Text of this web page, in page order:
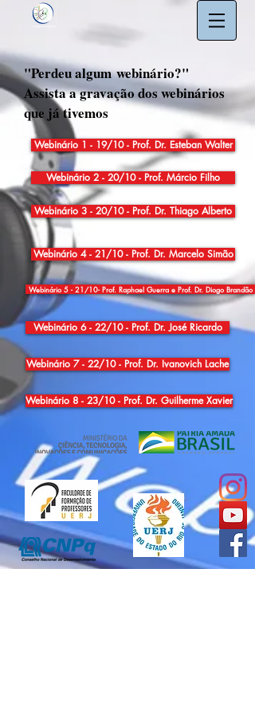
Webinário 1 - 19/10 - Prof. Dr. Esteban Walter
Webinário 2 - 20/10 - Prof. Márcio Filho
Webinário 3 - 20/10 - Prof. Dr. Thiago Alberto
Webinário 4 - 21/10 - Prof. Dr. Marcelo Simão
Webinário 5 - 21/10- Prof. Raphael Guerra e Prof. Dr. Diogo Brandão
Webinário 6 - 22/10 - Prof. Dr. José Ricardo
Webinário 7 - 22/10 - Prof. Dr. Ivanovich Lache
Webinário 8 - 23/10 - Prof. Dr. Guilherme Xavier
"Perdeu algum webinário?"
Assista a gravação dos webinários
que já tivemos